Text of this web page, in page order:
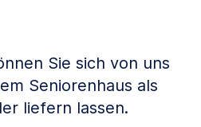
Sie sich von uns
Seniorenhaus als
liefern lassen.